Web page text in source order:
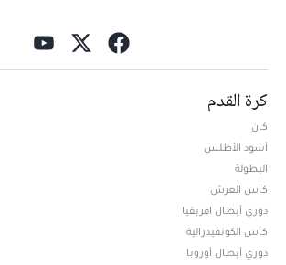
كرة القدم
كان
أسود الأطلس
البطولة
كأس العرش
دوري أبطال افريقيا
كأس الكونفيدرالية
دوري أبطال أوروبا